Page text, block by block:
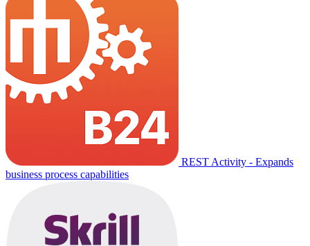
REST Activity - Expands
business process capabilities